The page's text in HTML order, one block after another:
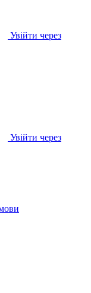
Увійти через
Увійти через